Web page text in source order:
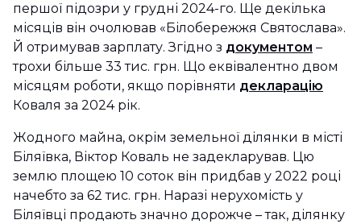
першої підозри у грудні 2024-го. Ще декілька
місяців він очолював «Білобережжя Святослава».
Й отримував зарплату. Згідно з документом –
трохи більше 33 тис. грн. Що еквівалентно двом
місяцям роботи, якщо порівняти декларацію
Коваля за 2024 рік.
Жодного майна, окрім земельної ділянки в місті
Біляївка, Віктор Коваль не задекларував. Цю
землю площею 10 соток він придбав у 2022 році
начебто за 62 тис. грн. Наразі нерухомість у
Біляївці продають значно дорожче – так, ділянку